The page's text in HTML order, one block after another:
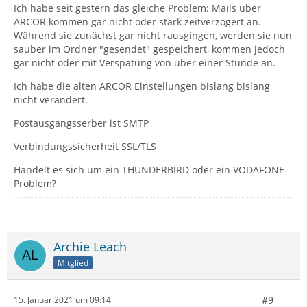
Ich habe seit gestern das gleiche Problem: Mails über
ARCOR kommen gar nicht oder stark zeitverzögert an.
Während sie zunächst gar nicht rausgingen, werden sie nun
sauber im Ordner "gesendet" gespeichert, kommen jedoch
gar nicht oder mit Verspätung von über einer Stunde an.
Ich habe die alten ARCOR Einstellungen bislang bislang
nicht verändert.
Postausgangsserber ist SMTP
Verbindungssicherheit SSL/TLS
Handelt es sich um ein THUNDERBIRD oder ein VODAFONE-
Problem?
Archie Leach
Mitglied
15. Januar 2021 um 09:14 #9